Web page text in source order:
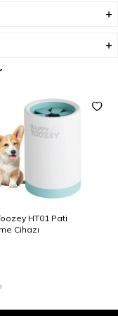
HT01 Pati
Cihazı